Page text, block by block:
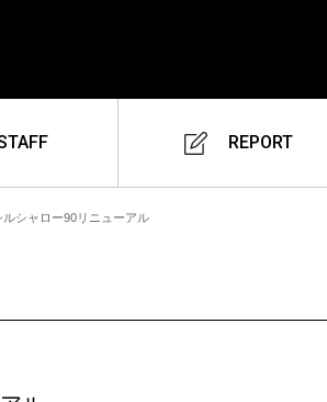
REPORT
ルシャロー90リニューアル